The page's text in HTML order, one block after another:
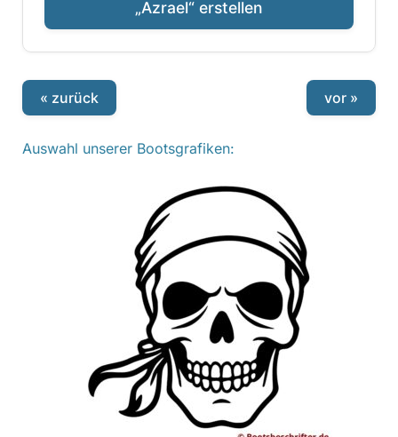
„Azrael“ erstellen
« zurück vor »
Auswahl unserer Bootsgrafiken: